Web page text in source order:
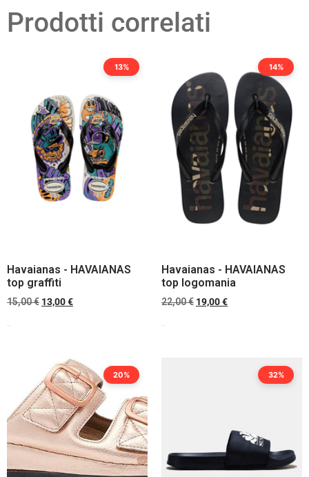
Prodotti correlati
13%
Havaianas - HAVAIANAS
top graffiti
15,00€ 13,00€
14%
Havaianas - HAVAIANAS
top logomania
22,00€ 19,00€
20% 32%